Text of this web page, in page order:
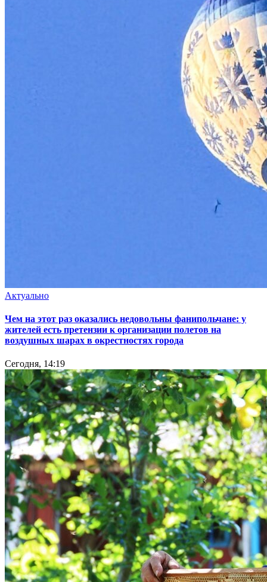
Актуально
Чем на этот раз оказались недовольны фанипольчане: у
жителей есть претензии к организации полетов на
воздушных шарах в окрестностях города
Сегодня, 14:19